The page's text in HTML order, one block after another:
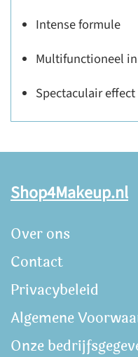
Intense formule
Multifunctioneel
Spectaculair effect
Shop4Makeup.nl
Over ons
Contact
Privacybeleid
Algemene
Onze